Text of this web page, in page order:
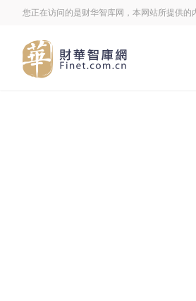
您正在访问的是财华智库网，本网站所提供的